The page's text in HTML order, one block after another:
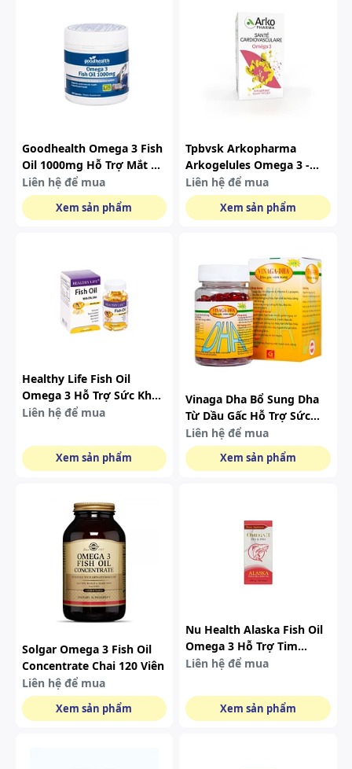
Goodhealth Omega 3 Fish
Oil 1000mg Hỗ Trợ Mắt Và
Tim Mạch (hộp 150 Viên)
Liên hệ để mua
Xem sản phẩm
Tpbvsk Arkopharma
Arkogelules Omega 3 -
Viên Uống Omega 3 Hỗ
Trợ Tăng Cường Sức Khỏe
Tim Mạch (hộp 180 Viên)
Liên hệ để mua
Xem sản phẩm
Healthy Life Fish Oil
Omega 3 Hỗ Trợ Sức Khỏe
Tim Mạch 100 Viên
Liên hệ để mua
Xem sản phẩm
Vinaga Dha Bổ Sung Dha
Từ Dầu Gấc Hỗ Trợ Sức
Khỏe Não 100 Viên
Liên hệ để mua
Xem sản phẩm
Solgar Omega 3 Fish Oil
Concentrate Chai 120 Viên
Liên hệ để mua
Xem sản phẩm
Nu Health Alaska Fish Oil
Omega 3 Hỗ Trợ Tim
Mạch, Bổ Mắt 100 Viên
Liên hệ để mua
Xem sản phẩm